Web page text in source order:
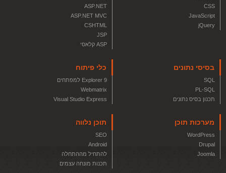
CSS
JavaScript
jQuery
ASP.NET
ASP.NET MVC
CSHTML
JSP
ASP קלאסי
בסיסי נתונים
SQL
PL-SQL
תכנון בסיס נתונים
כלי פיתוח
Explorer 9 למפתחים
Webmatrix
Visual Studio Express
מערכות תוכן
WordPress
Drupal
Joomla
תוכן נלווה
SEO
Android
להתחיל מההתחלה
תכנות מונחה עצמים